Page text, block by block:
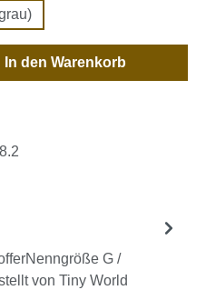
gewünschten
In den Warenkorb
G /
von Tiny World